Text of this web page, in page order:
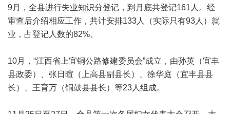
9月，全县进行失业知识分登记，到月底共登记161人。经
审查后介绍相应工作，共计安排133人（实际只有93人）就
业，占登记人数的82%。
10月，“江西省上宜铜公路修建委员会”成立，由孙英（宜丰
县政委）、张日暄（上高县副县长）、徐华庭（宜丰县县
长）、王育万（铜鼓县县长）等23人组成。